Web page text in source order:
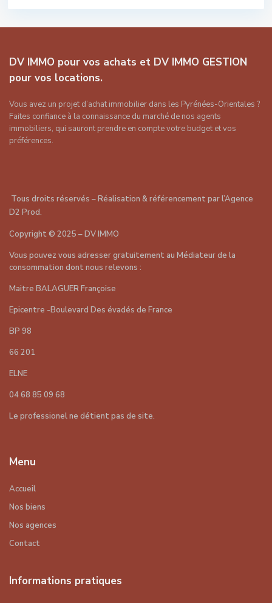
DV IMMO pour vos achats et DV IMMO GESTION
pour vos locations.
Vous avez un projet d’achat immobilier dans les Pyrénées-Orientales ?
Faites confiance à la connaissance du marché de nos agents
immobiliers, qui sauront prendre en compte votre budget et vos
préférences.
Tous droits réservés – Réalisation & référencement parl’Agence
D2 Prod.
Copyright© 2025 – DV IMMO
Vous pouvez vous adresser gratuitement au Médiateur de la
consommation dont nous relevons :
Maitre BALAGUER Françoise
Epicentre -Boulevard Des évadés de France
BP 98
66 201
ELNE
04 68 85 09 68
Le professionel ne détient pas de site.
Menu
Accueil
Nos biens
Nos agences
Contact
Informations pratiques